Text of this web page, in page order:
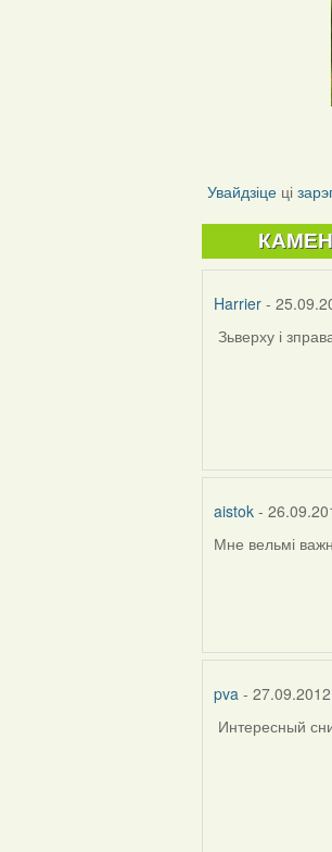
Увайдзіце ці
Harrier -
Зьверху і
aistok -
In
Мне вельмі
pva -
Интересный